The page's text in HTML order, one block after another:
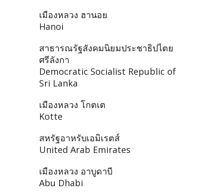
เมืองหลวง ฮานอย
Hanoi
สาธารณรัฐสังคมนิยมประชาธิปไตย
ศรีลังกา
Democratic Socialist Republic of
Sri Lanka
เมืองหลวง โกตเต
Kotte
สหรัฐอาหรับเอมิเรตส์
United Arab Emirates
เมืองหลวง อาบูดาบี
Abu Dhabi